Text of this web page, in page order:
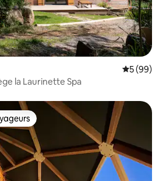
5 (99)
la Laurinette Spa
les plus appréciés